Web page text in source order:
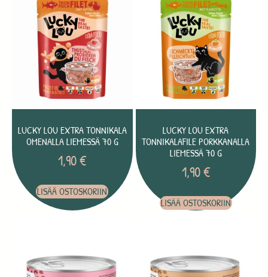
LUCKY LOU EXTRA TONNIKALA
OMENALLA LIEMESSÄ 70 G
1,90€
LISÄÄ OSTOSKORIIN
LUCKY LOU EXTRA
TONNIKALAFILE PORKKANALLA
LIEMESSÄ 70 G
1,90€
LISÄÄ OSTOSKORIIN